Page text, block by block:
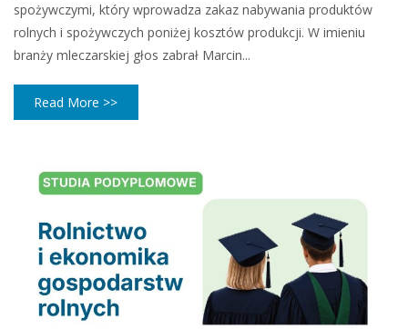
spożywczymi, który wprowadza zakaz nabywania produktów
rolnych i spożywczych poniżej kosztów produkcji. W imieniu
branży mleczarskiej głos zabrał Marcin...
Read More >>